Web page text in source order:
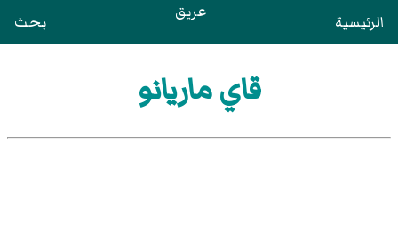
الرئيسية عريق بحث
قاي ماريانو